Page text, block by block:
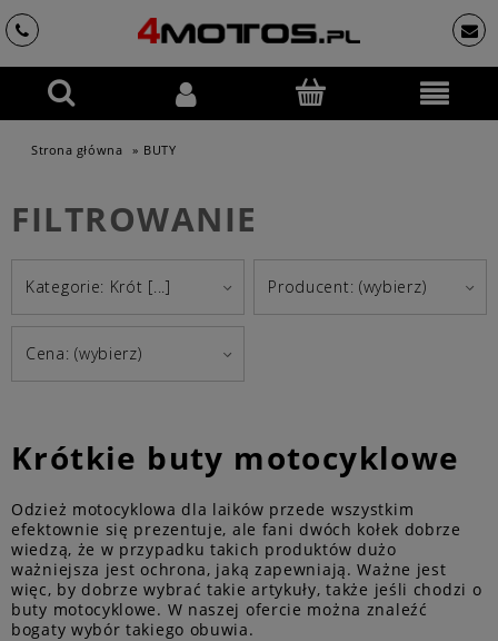
Strona główna » BUTY
FILTROWANIE
Kategorie: Krót [...] Producent: (wybierz)
Cena: (wybierz)
Krótkie buty motocyklowe
Odzież motocyklowa dla laików przede wszystkim
efektownie się prezentuje, ale fani dwóch kołek dobrze
wiedzą, że w przypadku takich produktów dużo
ważniejsza jest ochrona, jaką zapewniają. Ważne jest
więc, by dobrze wybrać takie artykuły, także jeśli chodzi o
buty motocyklowe. W naszej ofercie można znaleźć
bogaty wybór takiego obuwia.